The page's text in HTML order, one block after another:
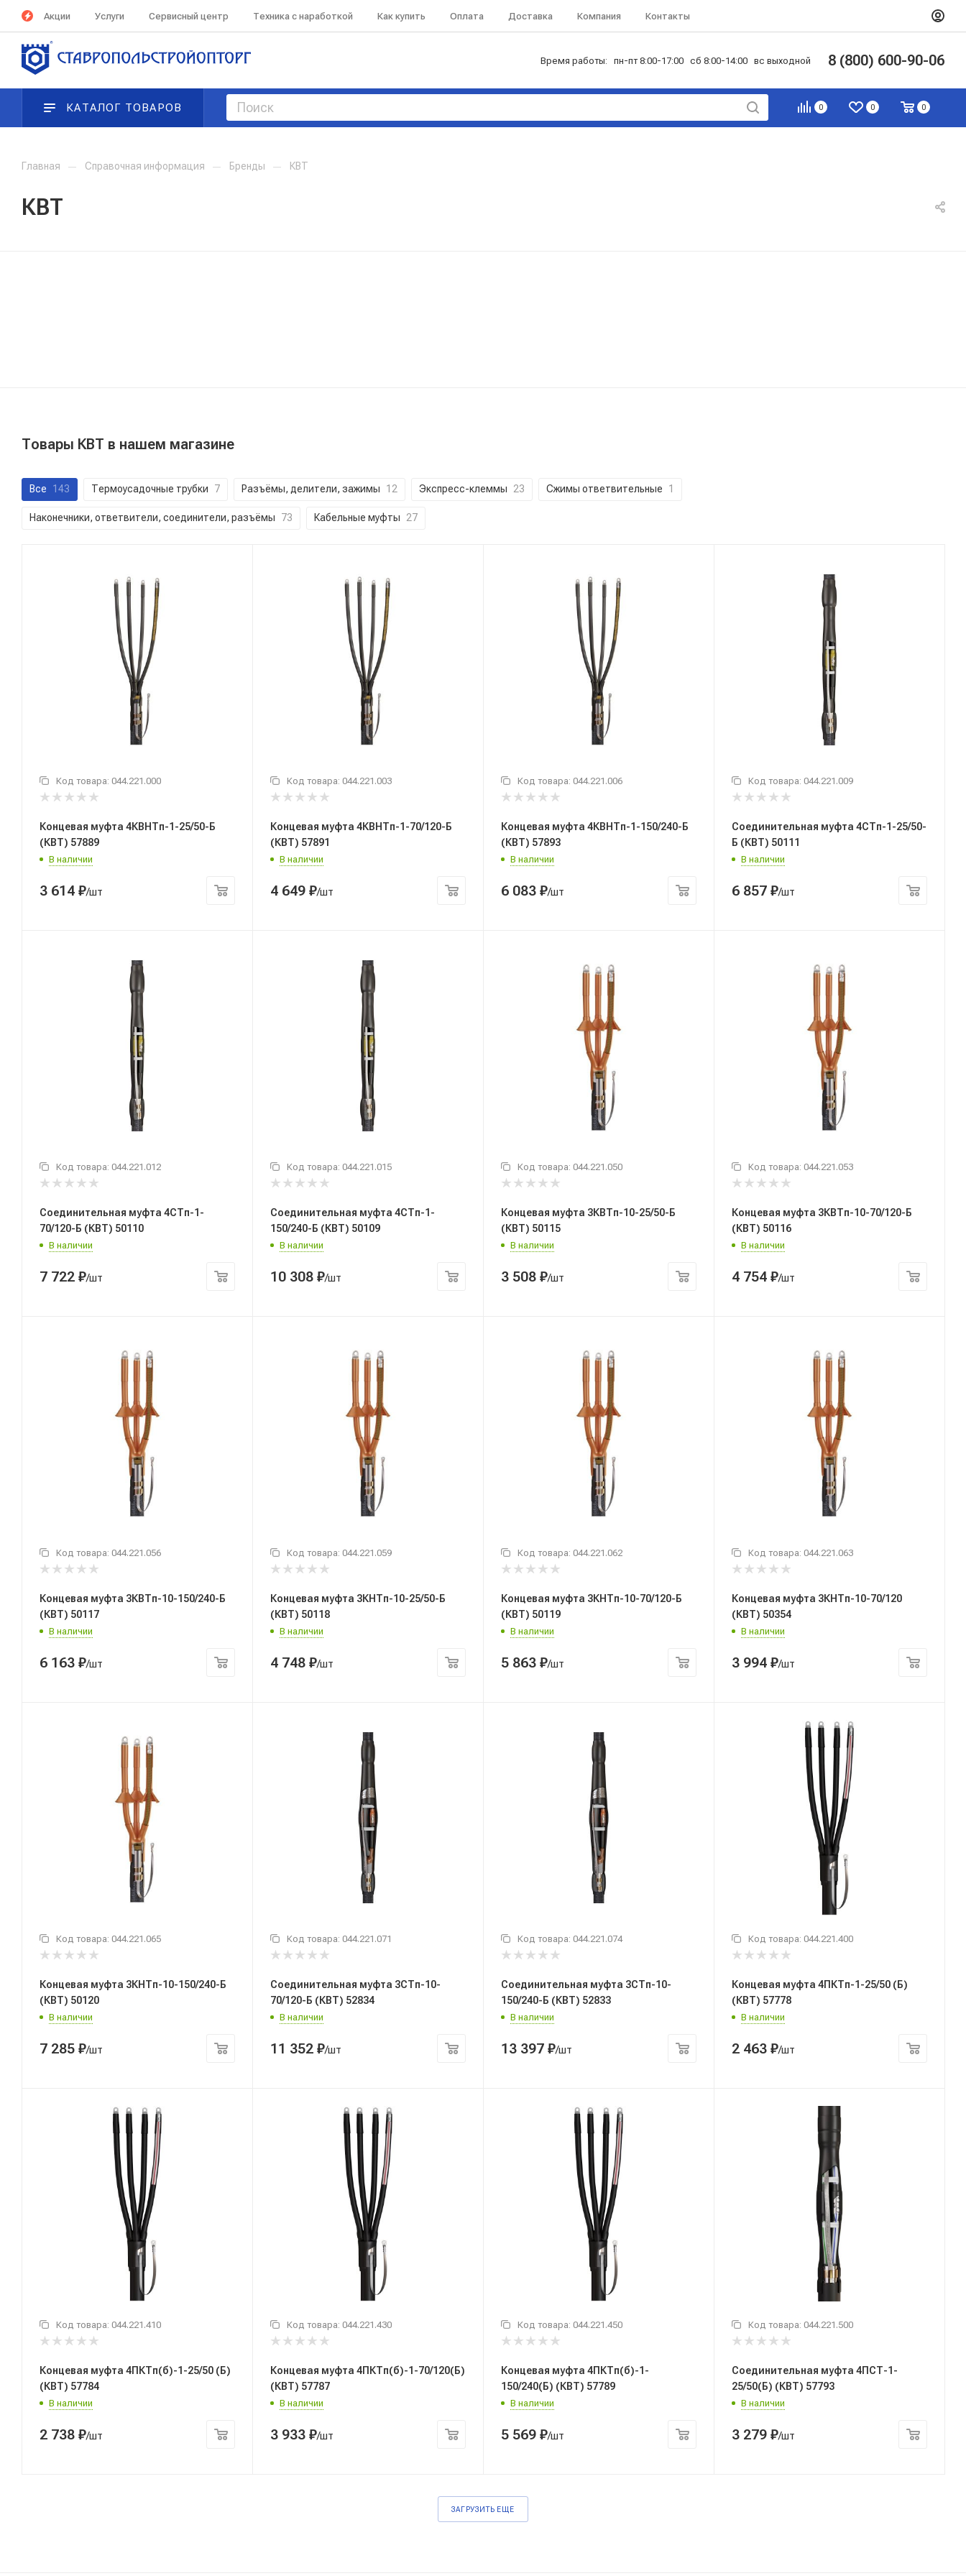
Акции Услуги Сервисный центр Техника с наработкой Как купить Оплата Доставка Компания Контакты
Время работы: пн-пт 8:00-17:00 сб 8:00-14:00 вс выходной 8 (800) 600-90-06
0 0 0
КАТАЛОГ ТОВАРОВ
Главная — Справочная информация — Бренды — КВТ
КВТ
Товары КВТ в нашем магазине
Все 143 Термоусадочные трубки 7 Разъёмы, делители, зажимы 12 Экспресс-клеммы 23 Сжимы ответвительные 1
Наконечники, ответвители, соединители, разъёмы 73 Кабельные муфты 27
Код товара: 044.221.000
Концевая муфта 4КВНТп-1-25/50-Б
(КВТ) 57889
В наличии
3 614 ₽/шт
Код товара: 044.221.003
Концевая муфта 4КВНТп-1-70/120-Б
(КВТ) 57891
В наличии
4 649 ₽/шт
Код товара: 044.221.006
Концевая муфта 4КВНТп-1-150/240-Б
(КВТ) 57893
В наличии
6 083 ₽/шт
Код товара: 044.221.009
Соединительная муфта 4СТп-1-25/50-
Б (КВТ) 50111
В наличии
6 857 ₽/шт
Код товара: 044.221.012
Соединительная муфта 4СТп-1-
70/120-Б (КВТ) 50110
В наличии
7 722 ₽/шт
Код товара: 044.221.015
Соединительная муфта 4СТп-1-
150/240-Б (КВТ) 50109
В наличии
10 308 ₽/шт
Код товара: 044.221.050
Концевая муфта 3КВТп-10-25/50-Б
(КВТ) 50115
В наличии
3 508 ₽/шт
Код товара: 044.221.053
Концевая муфта 3КВТп-10-70/120-Б
(КВТ) 50116
В наличии
4 754 ₽/шт
Код товара: 044.221.056
Концевая муфта 3КВТп-10-150/240-Б
(КВТ) 50117
В наличии
6 163 ₽/шт
Код товара: 044.221.059
Концевая муфта 3КНТп-10-25/50-Б
(КВТ) 50118
В наличии
4 748 ₽/шт
Код товара: 044.221.062
Концевая муфта 3КНТп-10-70/120-Б
(КВТ) 50119
В наличии
5 863 ₽/шт
Код товара: 044.221.063
Концевая муфта 3КНТп-10-70/120
(КВТ) 50354
В наличии
3 994 ₽/шт
Код товара: 044.221.065
Концевая муфта 3КНТп-10-150/240-Б
(КВТ) 50120
В наличии
7 285 ₽/шт
Код товара: 044.221.071
Соединительная муфта 3СТп-10-
70/120-Б (КВТ) 52834
В наличии
11 352 ₽/шт
Код товара: 044.221.074
Соединительная муфта 3СТп-10-
150/240-Б (КВТ) 52833
В наличии
13 397 ₽/шт
Код товара: 044.221.400
Концевая муфта 4ПКТп-1-25/50 (Б)
(КВТ) 57778
В наличии
2 463 ₽/шт
Код товара: 044.221.410
Концевая муфта 4ПКТп(б)-1-25/50 (Б)
(КВТ) 57784
В наличии
2 738 ₽/шт
Код товара: 044.221.430
Концевая муфта 4ПКТп(б)-1-70/120(Б)
(КВТ) 57787
В наличии
3 933 ₽/шт
Код товара: 044.221.450
Концевая муфта 4ПКТп(б)-1-
150/240(Б) (КВТ) 57789
В наличии
5 569 ₽/шт
Код товара: 044.221.500
Соединительная муфта 4ПСТ-1-
25/50(Б) (КВТ) 57793
В наличии
3 279 ₽/шт
ЗАГРУЗИТЬ ЕЩЕ